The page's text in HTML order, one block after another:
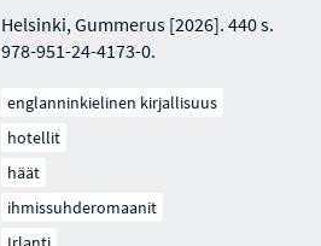
Helsinki, Gummerus [2026]. 440 s.
978-951-24-4173-0.
englanninkielinen kirjallisuus
hotellit
häät
ihmissuhderomaanit